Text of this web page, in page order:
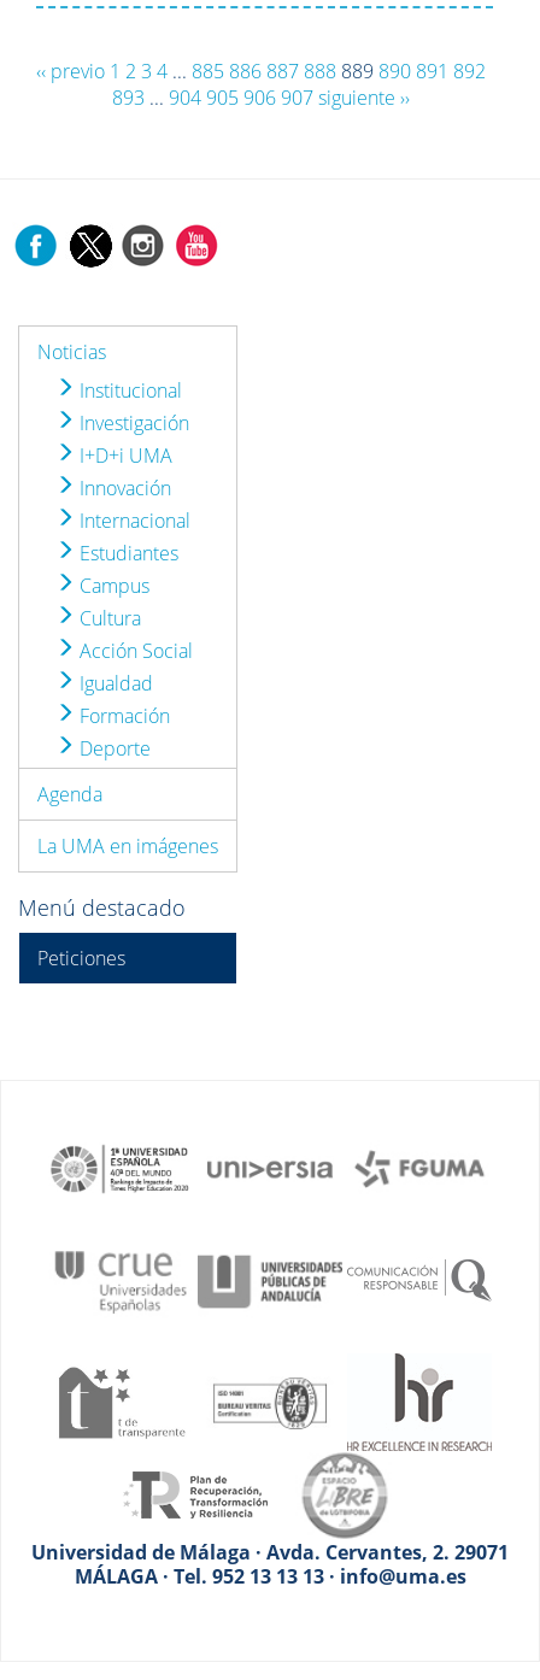
‹‹ previo 1 2 3 4... 885 886 887 888 889 890 891 892
893 ... 904 905 906 907 siguiente ››
Noticias
Institucional
Investigación
I+D+i UMA
Innovación
Internacional
Estudiantes
Campus
Cultura
Acción Social
Igualdad
Formación
Deporte
Agenda
La UMA en imágenes
Menú destacado
Peticiones
Universidad de Málaga · Avda. Cervantes, 2. 29071
MÁLAGA · Tel. 952 13 13 13 · info@uma.es